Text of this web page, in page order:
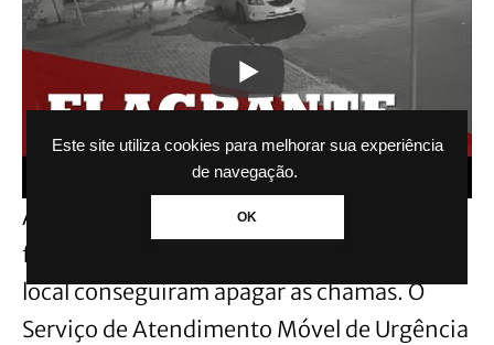
Este site utiliza cookies para melhorar sua experiência
de navegação.
OK
Após a colisão, o veículo começou a pegar
fogo, mas motoristas que passavam pelo
local conseguiram apagar as chamas. O
Serviço de Atendimento Móvel de Urgência